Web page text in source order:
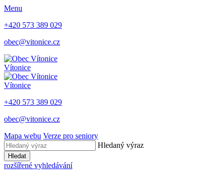
Menu
+420 573 389 029
obec@vitonice.cz
Vítonice
Vítonice
+420 573 389 029
obec@vitonice.cz
Mapa webu Verze pro seniory
Hledaný výraz
Hledat
rozšířené vyhledávání